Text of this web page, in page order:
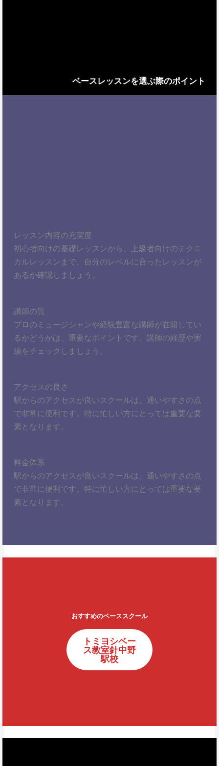
ベースレッスンを選ぶ際のポイント
レッスン内容の充実度
初心者向けの基礎レッスンから、上級者向けのテクニ
カルレッスンまで、自分のレベルに合ったレッスンが
あるか確認しましょう。
講師の質
プロのミュージシャンや経験豊富な講師が在籍してい
るかどうかは、重要なポイントです。講師の経歴や実
績をチェックしましょう。
アクセスの良さ
駅からのアクセスが良いスクールは、通いやすさの点
で非常に便利です。特に忙しい方にとっては重要な要
素となります。
料金体系
駅からのアクセスが良いスクールは、通いやすさの点
で非常に便利です。特に忙しい方にとっては重要な要
素となります。
おすすめのベーススクール
トミヨシベー
ス教室針中野
駅校